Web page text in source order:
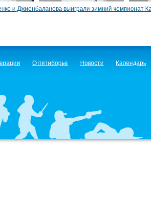
и Джиенбаланова выиграли зимний чемпионат
О пятиборье Новости Календарь